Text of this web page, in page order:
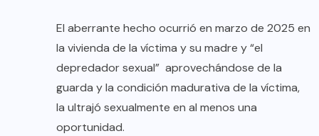
El aberrante hecho ocurrió en marzo de 2025 en
la vivienda de la víctima y su madre y “el
depredador sexual” aprovechándose de la
guarda y la condición madurativa de la víctima,
la ultrajó sexualmente en al menos una
oportunidad.